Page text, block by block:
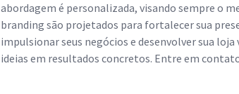
abordagem é personalizada, visando sempre o
branding são projetados para fortalecer sua
impulsionar seus negócios e desenvolver sua
ideias em resultados concretos. Entre em